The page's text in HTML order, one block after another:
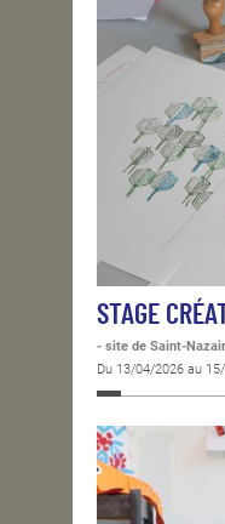
STAGE
- site de Saint-
Du 13/04/2026 au